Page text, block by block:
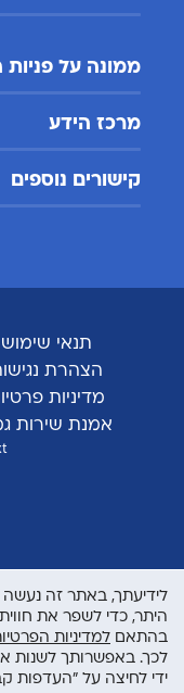
ממונה על פניות
מרכז הידע
קישורים נוספים
תנאי שימוש
הצהרת
מדיניות
אמנת שירות
היתר, כדי לשפר את
בהתאם למדיניות